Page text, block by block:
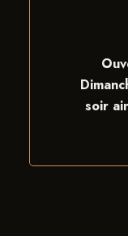
soir